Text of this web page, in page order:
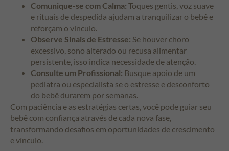
Comunique-se com Calma: Toques gentis, voz suave
e rituais de despedida ajudam a tranquilizar o bebê e
reforçam o vínculo.
Observe Sinais de Estresse: Se houver choro
excessivo, sono alterado ou recusa alimentar
persistente, isso indica necessidade de atenção.
Consulte um Profissional: Busque apoio de um
pediatra ou especialista se o estresse e desconforto
do bebê durarem por semanas.
Com paciência e as estratégias certas, você pode guiar seu
bebê com confiança através de cada nova fase,
transformando desafios em oportunidades de crescimento
e vínculo.